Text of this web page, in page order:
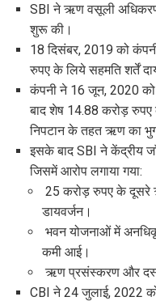
SBI ने ऋण वसूली अधिकरण
शुरू की।
18 दिसंबर, 2019 को
रुपए के लिये सहमति शर्तें
कंपनी ने 16 जून, 2020
बाद शेष 14.88 करोड़
निपटान के तहत ऋण का
इसके बाद SBI ने केंद्रीय
जिसमें आरोप लगाया गया:
25 करोड़ रुपए के
डायवर्जन।
भवन योजनाओं में
कमी आई।
ऋण प्रसंस्करण और
CBI ने 24 जुलाई, 2022